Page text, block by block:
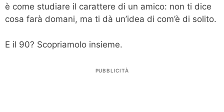
è come studiare il carattere di un amico: non ti dice
cosa farà domani, ma ti dà un’idea di com’è di solito.
E il 90? Scopriamolo insieme.
PUBBLICITÀ